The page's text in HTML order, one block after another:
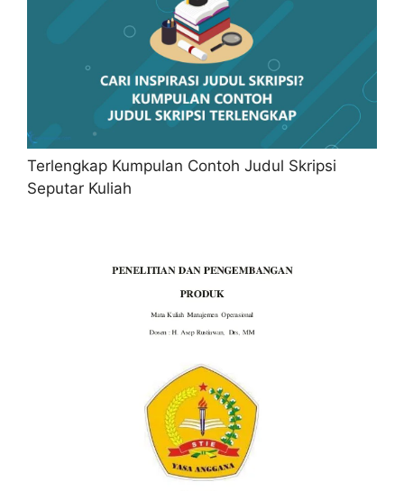
Terlengkap Kumpulan Contoh Judul Skripsi
Seputar Kuliah